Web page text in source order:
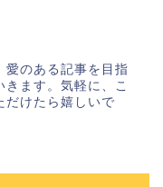
愛のある記事を目指
きます。気軽に、こ
だけたら嬉しいで